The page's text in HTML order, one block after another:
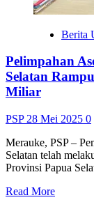
Berita
Pelimpahan
Selatan
Miliar
PSP 28 Mei 2025 0
Merauke, PSP –
Selatan telah
Provinsi Papua
Read MoreRead